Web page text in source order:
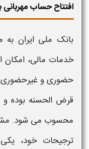
افتتاح حساب
بانک ملی ایران
خدمات مالی،
حضوری و غیرحضوری
قرض‌ الحسنه بوده و
محسوب می‌ شود.
ترجیحات خود،